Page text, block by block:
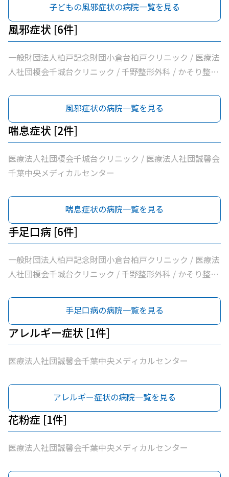
子どもの風邪症状の病院一覧を見る
風邪症状 [6件]
一般財団法人柏戸記念財団小倉台柏戸クリニック / 医療法
人社団榎会千城台クリニック / 千野整形外科 / かそり整形
千葉市桜木園
風邪症状の病院一覧を見る
喘息症状 [2件]
医療法人社団榎会千城台クリニック / 医療法人社団誠馨会
千葉中央メディカルセンター
喘息症状の病院一覧を見る
手足口病 [6件]
一般財団法人柏戸記念財団小倉台柏戸クリニック / 医療法
人社団榎会千城台クリニック / 千野整形外科 / かそり整形
千葉市桜木園
手足口病の病院一覧を見る
アレルギー症状 [1件]
医療法人社団誠馨会千葉中央メディカルセンター
アレルギー症状の病院一覧を見る
花粉症 [1件]
医療法人社団誠馨会千葉中央メディカルセンター